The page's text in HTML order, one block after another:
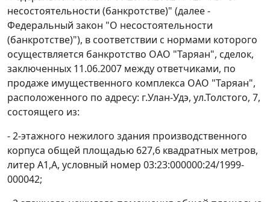
несостоятельности (банкротстве)" (далее -
Федеральный закон "О несостоятельности
(банкротстве)"), в соответствии с нормами которого
осуществляется банкротство ОАО "Таряан", сделок,
заключенных 11.06.2007 между ответчиками, по
продаже имущественного комплекса ОАО "Таряан",
расположенного по адресу: г.Улан-Удэ, ул.Толстого, 7,
состоящего из:
- 2-этажного нежилого здания производственного
корпуса общей площадью 627,6 квадратных метров,
литер А1,А, условный номер 03:23:000000:24/1999-
000042;